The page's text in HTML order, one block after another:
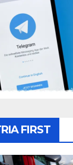
FIRST